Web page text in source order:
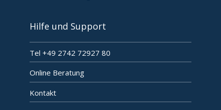
Hilfe und Support
Tel +49 2742 72927 80
Online Beratung
Kontakt